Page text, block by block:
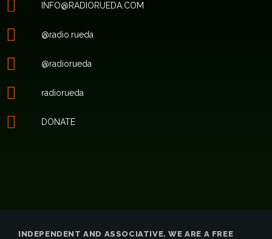
INFO@RADIORUEDA.COM
@radio.rueda
@radiorueda
radiorueda
DONATE
INDEPENDENT AND ASSOCIATIVE. WE ARE A FREE